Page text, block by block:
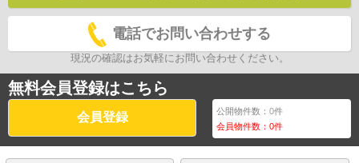
電話でお問い合わせする
現況の確認はお気軽にお問い合わせください。
無料会員登録はこちら
会員登録 公開物件数：0件
会員物件数：0件